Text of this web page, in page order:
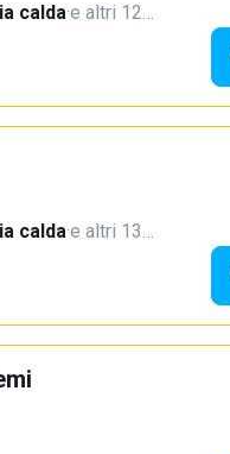
calda·e altri 12…
calda·e altri 13…